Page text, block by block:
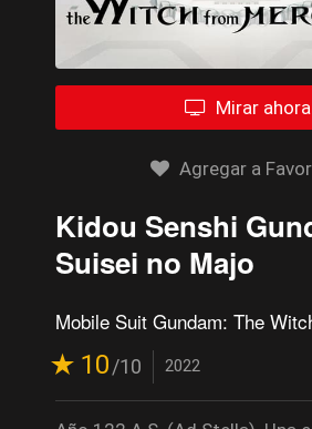
Mirar ahora
Agregar a
Kidou Senshi
Suisei no Majo
Mobile Suit Gundam: The
10/10 2022